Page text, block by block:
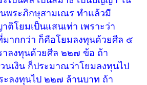
พระภิกษุสามเณร ทำแล้วมี
ติโยมเป็นแสนเท่า เพราะว่า
ากกว่า ก็คือโยมลงทุนด้วยศีล ๕
าลงทุนด้วยศีล ๒๒๗ ข้อ ถ้า
นเงิน ก็ประมาณว่าโยมลงทุนไป
ลงทุนไป ๒๒๗ ล้านบาท ถ้า